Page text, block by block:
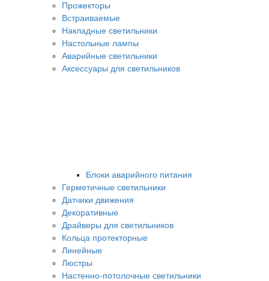
Прожекторы
Встраиваемые
Накладные светильники
Настольные лампы
Аварийные светильники
Аксессуары для светильников
Блоки аварийного питания
Герметичные светильники
Датчики движения
Декоративные
Драйверы для светильников
Кольца протекторные
Линейные
Люстры
Настенно-потолочные светильники